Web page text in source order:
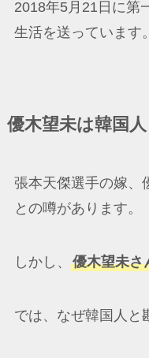
2018年5月21日に第
生活を送っています。
優木望未は韓国人
張本天傑選手の嫁、
との噂があります。
しかし、 優木望未さ
では、なぜ韓国人と